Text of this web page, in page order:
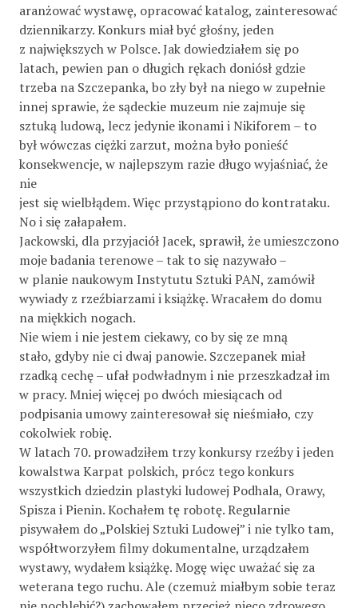
aranżować wystawę, opracować katalog, zainteresować
dziennikarzy. Konkurs miał być głośny, jeden
z największych w Polsce. Jak dowiedziałem się po
latach, pewien pan o długich rękach doniósł gdzie
trzeba na Szczepanka, bo zły był na niego w zupełnie
innej sprawie, że sądeckie muzeum nie zajmuje się
sztuką ludową, lecz jedynie ikonami i Nikiforem – to
był wówczas ciężki zarzut, można było ponieść
konsekwencje, w najlepszym razie długo wyjaśniać, że
nie
jest się wielbłądem. Więc przystąpiono do kontrataku.
No i się załapałem.
Jackowski, dla przyjaciół Jacek, sprawił, że umieszczono
moje badania terenowe – tak to się nazywało –
w planie naukowym Instytutu Sztuki PAN, zamówił
wywiady z rzeźbiarzami i książkę. Wracałem do domu
na miękkich nogach.
Nie wiem i nie jestem ciekawy, co by się ze mną
stało, gdyby nie ci dwaj panowie. Szczepanek miał
rzadką cechę – ufał podwładnym i nie przeszkadzał im
w pracy. Mniej więcej po dwóch miesiącach od
podpisania umowy zainteresował się nieśmiało, czy
cokolwiek robię.
W latach 70. prowadziłem trzy konkursy rzeźby i jeden
kowalstwa Karpat polskich, prócz tego konkurs
wszystkich dziedzin plastyki ludowej Podhala, Orawy,
Spisza i Pienin. Kochałem tę robotę. Regularnie
pisywałem do „Polskiej Sztuki Ludowej” i nie tylko tam,
współtworzyłem filmy dokumentalne, urządzałem
wystawy, wydałem książkę. Mogę więc uważać się za
weterana tego ruchu. Ale (czemuż miałbym sobie teraz